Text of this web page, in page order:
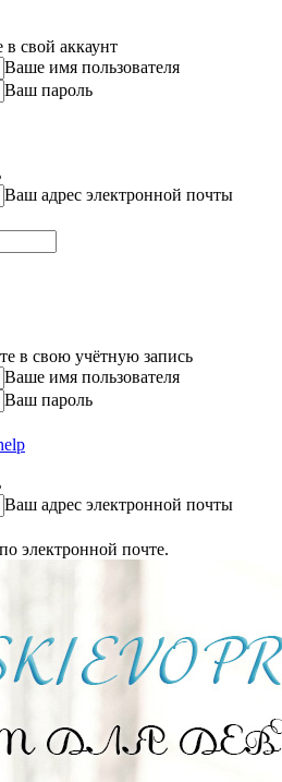
в свой аккаунт
Ваше имя пользователя
Ваш пароль
Ваш адрес электронной почты
в свою учётную запись
Ваше имя пользователя
Ваш пароль
Ваш адрес электронной почты
электронной почте.